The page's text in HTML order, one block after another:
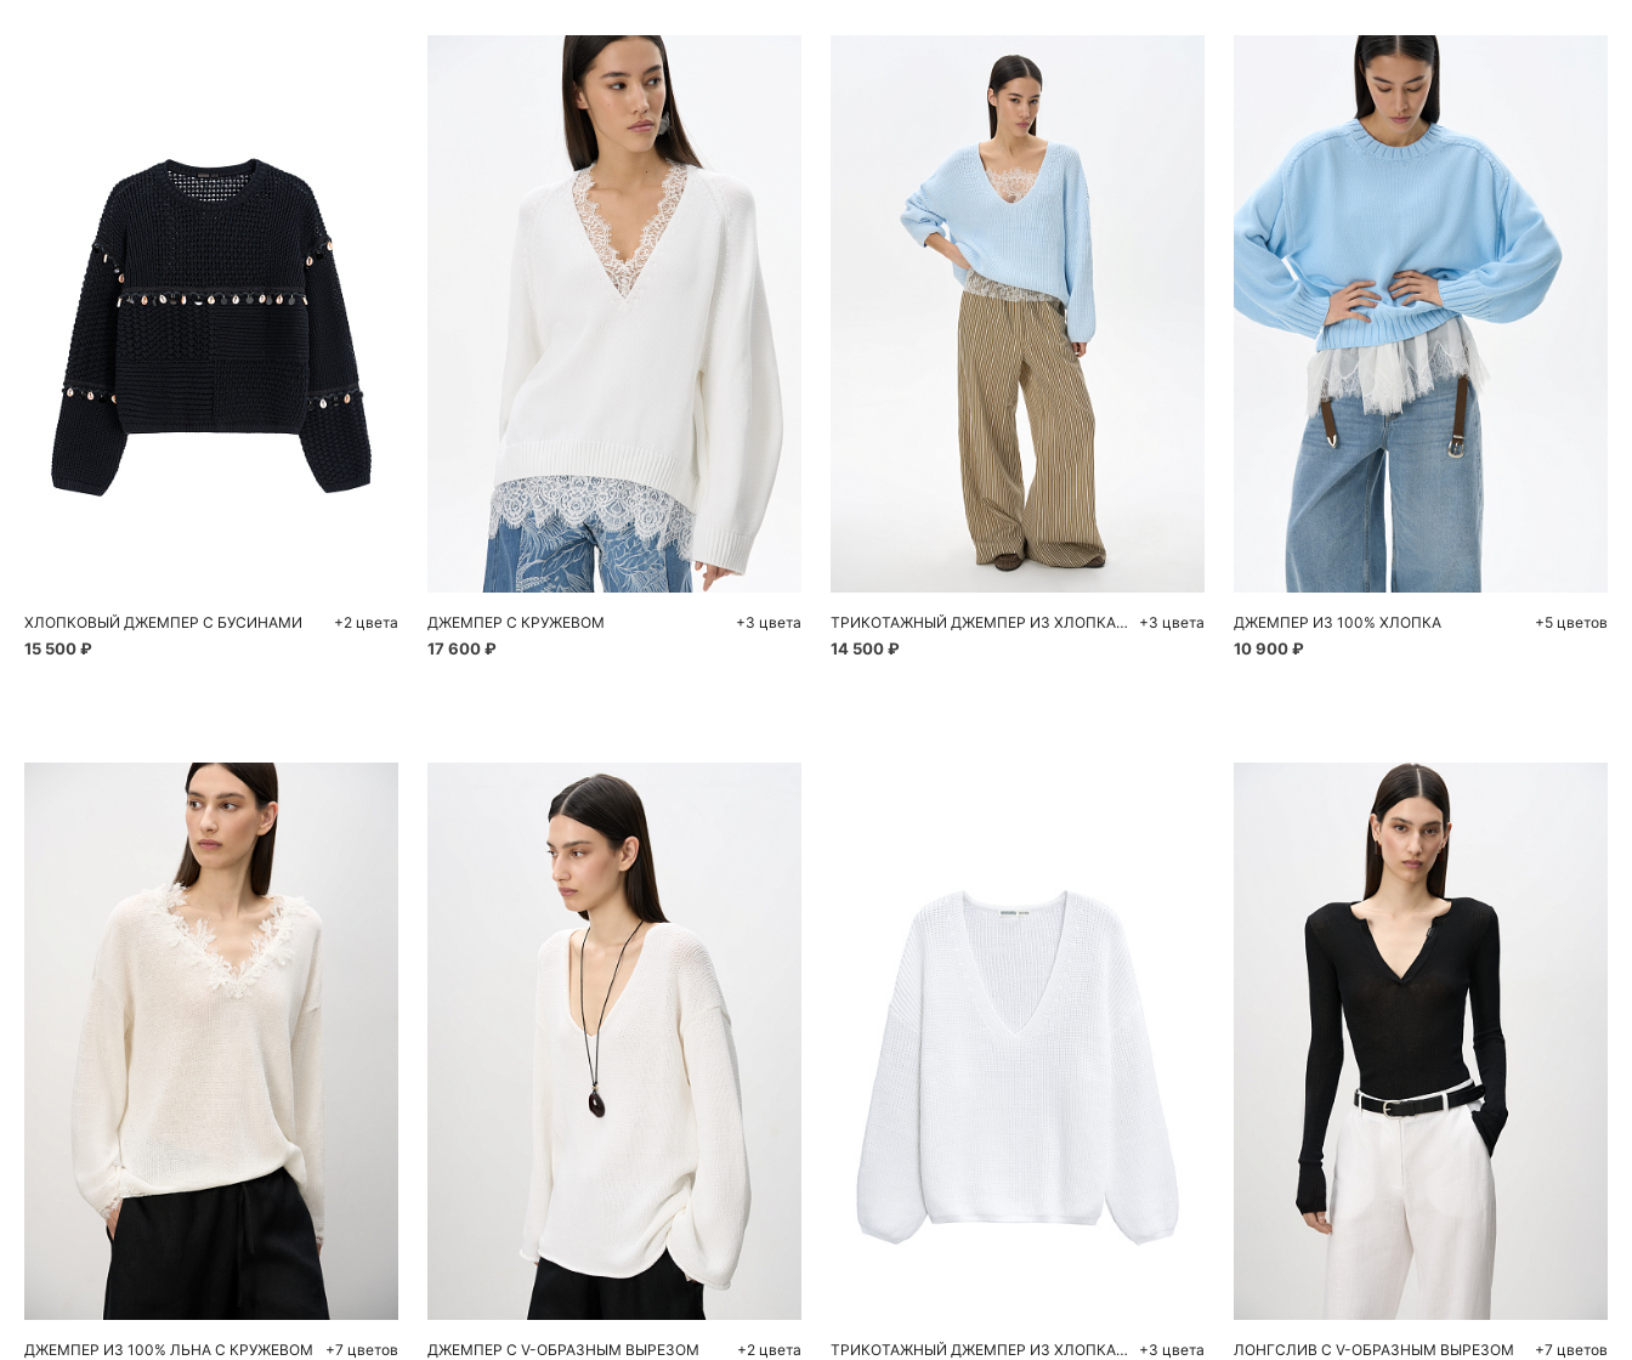
ХЛОПКОВЫЙ ДЖЕМПЕР С БУСИНАМИ
15 500 ₽
+2 цвета
Добавить в корзину
XS S M
ДЖЕМПЕР С КРУЖЕВОМ
17 600 ₽
+3 цвета
Добавить в корзину
M
ТРИКОТАЖНЫЙ ДЖЕМПЕР ИЗ ХЛОПКА С V-ОБРАЗНЫМ ВЫРЕЗОМ
14 500 ₽
+3 цвета
Добавить в корзину
XS S
ДЖЕМПЕР ИЗ 100% ХЛОПКА
10 900 ₽
+5 цветов
XS L
ДЖЕМПЕР ИЗ 100% ЛЬНА С КРУЖЕВОМ +7 цветов
Добавить в корзину
S
ДЖЕМПЕР С V-ОБРАЗНЫМ ВЫРЕЗОМ +2 цвета
Добавить в корзину
ТРИКОТАЖНЫЙ ДЖЕМПЕР ИЗ ХЛОПКА С V-ОБРАЗНЫМ ВЫРЕЗОМ +3 цвета
Добавить в корзину
ЛОНГСЛИВ С V-ОБРАЗНЫМ ВЫРЕЗОМ +7 цветов